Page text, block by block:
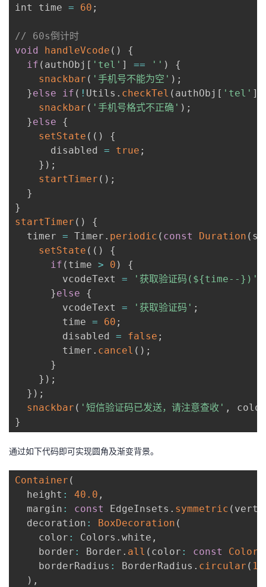
int time = 60 ;
// 60s倒计时
void
handleVcode ( )
{
if ( authObj [ 'tel' ] == '' )
{
snackbar ( '手机号不能为空' ) ;
}else if ( ! Utils . checkTel ( authObj [ 'tel' ]
snackbar ( '手机号格式不正确' ) ;
}else
{
setState ( ( )
{
      disabled
= true ;
} ) ;
startTimer ( ) ;
}
}
startTimer ( )
{
  timer
= Timer . periodic ( const Duration (
setState ( ( )
{
if ( time > 0 )
{
        vcodeText
= '获取验证码(${time--})'
}else
{
        vcodeText
= '获取验证码' ;
        time
= 60 ;
        disabled
= false ;
        timer
. cancel ( ) ;
}
} ) ;
} ) ;
snackbar ( '短信验证码已发送，请注意查收' ,
color
}
通过如下代码即可实现圆角及渐变背景。
Container (
  height
: 40.0 ,
  margin
: const EdgeInsets . symmetric (
  decoration
: BoxDecoration (
    color
: Colors . white ,
    border
: Border . all ( color : const Color
    borderRadius
: BorderRadius . circular (
) ,